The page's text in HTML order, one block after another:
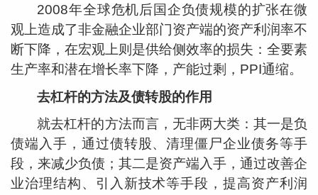
2008年全球危机后国企负债规模的扩张在微
观上造成了非金融企业部门资产端的资产利润率不
断下降，在宏观上则是供给侧效率的损失：全要素
生产率和潜在增长率下降，产能过剩，PPI通缩。
去杠杆的方法及债转股的作用
就去杠杆的方法而言，无非两大类：其一是负
债端入手，通过债转股、清理僵尸企业债务等手
段，来减少负债；其二是资产端入手，通过改善企
业治理结构、引入新技术等手段，提高资产利润